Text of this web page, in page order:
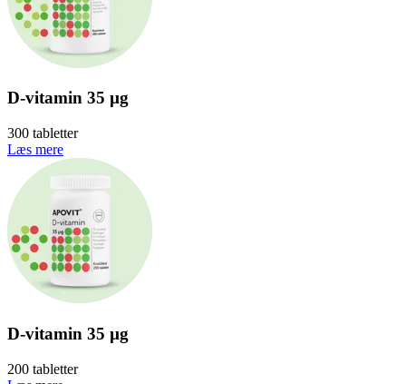
D-vitamin 35 µg
300 tabletter
Læs mere
D-vitamin 35 µg
200 tabletter